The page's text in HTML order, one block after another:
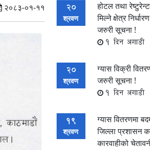
२०८३-०१-११ 20
श्रवण
होटल तथा
मिल्ने क्षेत्र
जरुरी सूचना !
1 दिन अगाडी
20
श्रवण
ग्यास विक्री
जरुरी सूचना !
1 दिन अगाडी
19
श्रवण
ग्यास वितरणमा
जिल्ला प्रशासन
कारवाहीको